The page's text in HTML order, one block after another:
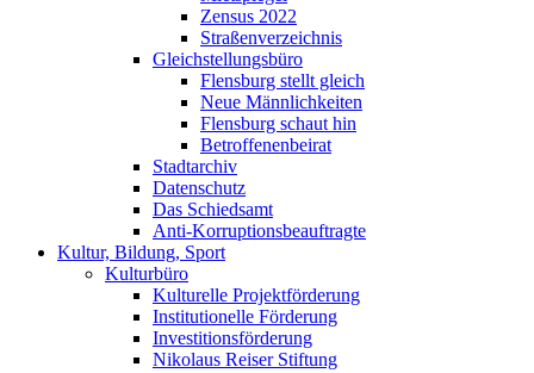
Zensus 2022
Straßenverzeichnis
Gleichstellungsbüro
Flensburg stellt gleich
Neue Männlichkeiten
Flensburg schaut hin
Betroffenenbeirat
Stadtarchiv
Datenschutz
Das Schiedsamt
Anti-Korruptionsbeauftragte
Kultur, Bildung, Sport
Kulturbüro
Kulturelle Projektförderung
Institutionelle Förderung
Investitionsförderung
Nikolaus Reiser Stiftung